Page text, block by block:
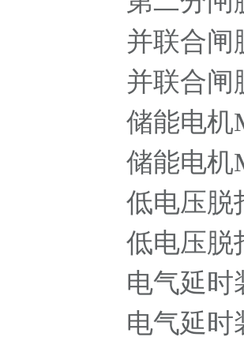
并联合闸
并联合闸
储能电机
储能电机
低电压脱
低电压脱
电气延时
电气延时